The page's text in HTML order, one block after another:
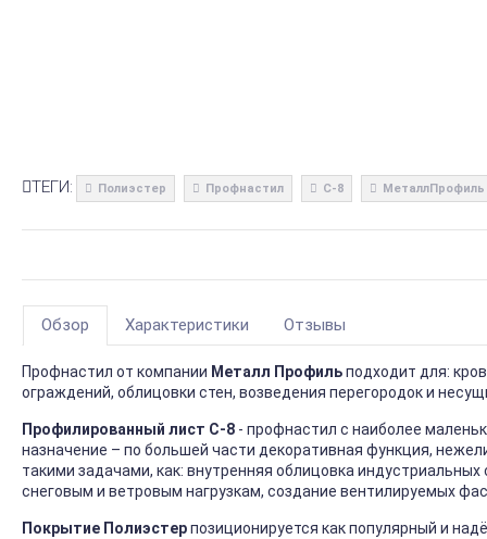
ТЕГИ: Полиэстер Профнастил С-8 МеталлПрофиль
Обзор Характеристики Отзывы
Профнастил от компании Металл Профильподходит для:
ограждений, облицовки стен, возведения перегородок и
Профилированный лист С-8 - профнастил с наиболее
назначение – по большей части декоративная функция,
такими задачами, как: внутренняя облицовка
снеговым и ветровым нагрузкам, создание вентилируемых
Покрытие Полиэстерпозиционируется как популярный и